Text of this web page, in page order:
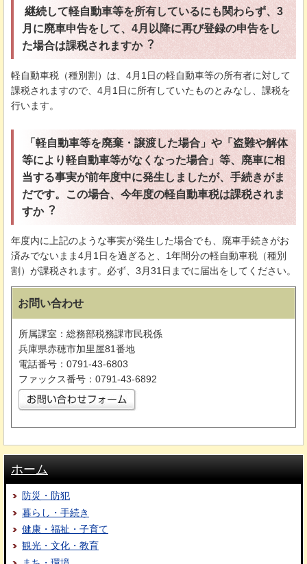
継続して軽⾃動⾞等を所有しているにも関わらず、3
⽉に廃⾞申告をして、4⽉以降に再び登録の申告をし
た場合は課税されますか︖
軽⾃動⾞税（種別割）は、4⽉1⽇の軽⾃動⾞等の所有者に対して
課税されますので、4⽉1⽇に所有していたものとみなし、課税を
⾏います。
「軽⾃動⾞等を廃棄・譲渡した場合」や「盗難や解体
等により軽⾃動⾞等がなくなった場合」等、廃⾞に相
当する事実が前年度中に発⽣しましたが、⼿続きがま
だです。この場合、今年度の軽⾃動⾞税は課税されま
すか︖
年度内に上記のような事実が発⽣した場合でも、廃⾞⼿続きがお
済みでないまま4⽉1⽇を過ぎると、1年間分の軽⾃動⾞税（種別
割）が課税されます。必ず、3⽉31⽇までに届出をしてください。
お問い合わせ
所属課室：総務部税務課市民税係
兵庫県赤穂市加里屋81番地
電話番号：0791-43-6803
ファックス番号：0791-43-6892
ホーム
防災・防犯
暮らし・手続き
健康・福祉・子育て
観光・文化・教育